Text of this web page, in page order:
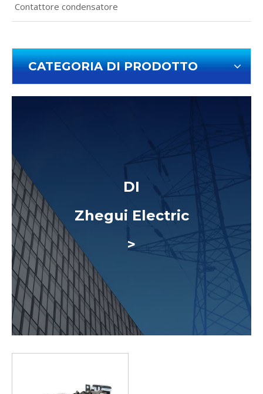
Contattore condensatore
CATEGORIA DI PRODOTTO
DI
Zhegui Electric
>